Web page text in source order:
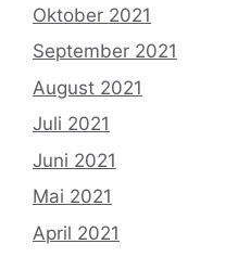
Oktober 2021
September 2021
August 2021
Juli 2021
Juni 2021
Mai 2021
April 2021